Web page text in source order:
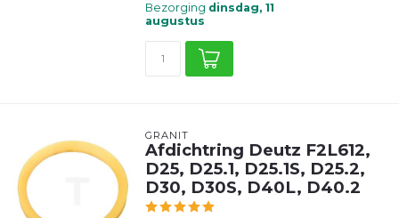
Bezorging dinsdag, 11
augustus
GRANIT
Afdichtring Deutz F2L612,
D25, D25.1, D25.1S, D25.2,
D30, D30S, D40L, D40.2